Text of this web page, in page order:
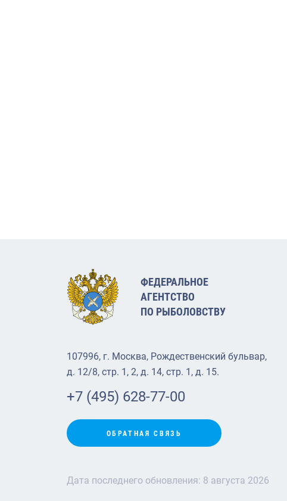
ФЕДЕРАЛЬНОЕ
АГЕНТСТВО
ПО РЫБОЛОВСТВУ
107996, г. Москва, Рождественский бульвар,
д. 12/8, стр. 1, 2, д. 14, стр. 1, д. 15.
+7 (495) 628-77-00
ОБРАТНАЯ СВЯЗЬ
Дата последнего обновления: 8 августа 2026